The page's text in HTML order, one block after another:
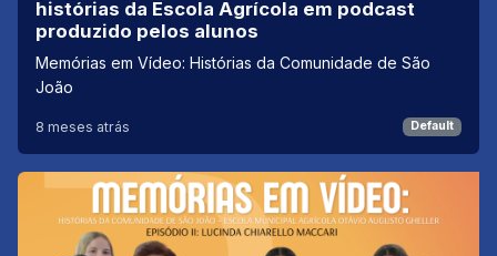
histórias da Escola Agrícola em podcast
produzido pelos alunos
Memórias em Vídeo: Histórias da Comunidade de São
João
8 meses atrás Default